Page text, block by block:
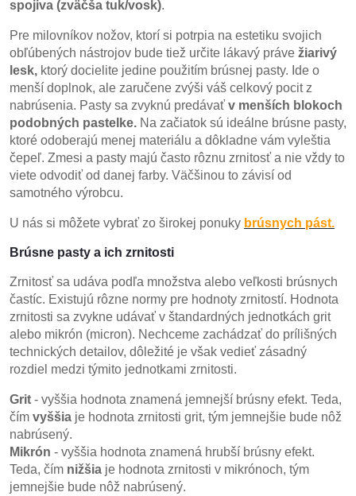
spojiva (zväčša tuk/vosk).
Pre milovníkov nožov, ktorí si potrpia na estetiku svojich
obľúbených nástrojov bude tiež určite lákavý práve žiarivý
lesk, ktorý docielite jedine použitím brúsnej pasty. Ide o
menší doplnok, ale zaručene zvýši váš celkový pocit z
nabrúsenia. Pasty sa zvyknú predávať v menších blokoch
podobných pastelke. Na začiatok sú ideálne brúsne pasty,
ktoré odoberajú menej materiálu a dôkladne vám vyleštia
čepeľ. Zmesi a pasty majú často rôznu zrnitosť a nie vždy to
viete odvodiť od danej farby. Väčšinou to závisí od
samotného výrobcu.
U nás si môžete vybrať zo širokej ponuky brúsnych pást.
Brúsne pasty a ich zrnitosti
Zrnitosť sa udáva podľa množstva alebo veľkosti brúsnych
častíc. Existujú rôzne normy pre hodnoty zrnitostí. Hodnota
zrnitosti sa zvykne udávať v štandardných jednotkách grit
alebo mikrón (micron). Nechceme zachádzať do prílišných
technických detailov, dôležité je však vedieť zásadný
rozdiel medzi týmito jednotkami zrnitosti.
Grit - vyššia hodnota znamená jemnejší brúsny efekt. Teda,
čím vyššia je hodnota zrnitosti grit, tým jemnejšie bude nôž
nabrúsený.
Mikrón - vyššia hodnota znamená hrubší brúsny efekt.
Teda, čím nižšia je hodnota zrnitosti v mikrónoch, tým
jemnejšie bude nôž nabrúsený.